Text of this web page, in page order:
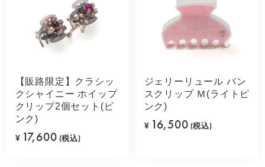
【販路限定】クラシッ
クシャイニー ホイップ
クリップ2個セット(ピ
ンク)
¥ 17,600 (税込)
ジェリーリュール バン
スクリップ Ｍ(ライトピ
ンク)
¥ 16,500 (税込)